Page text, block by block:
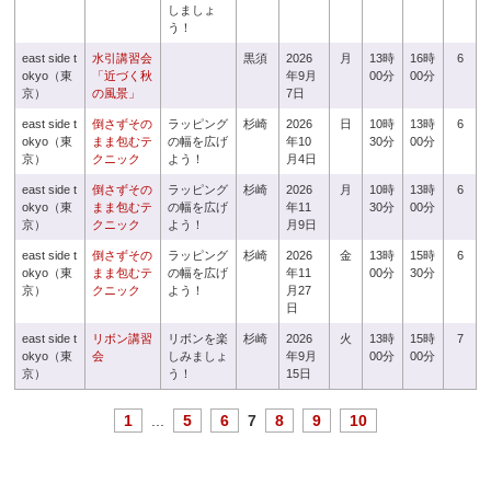
しましょ
う！
east side t
okyo（東
京）
水引講習会
「近づく秋
の風景」
黒須
2026
年9月
7日
月
13時
00分
16時
00分
6
east side t
okyo（東
京）
倒さずその
まま包むテ
クニック
ラッピング
の幅を広げ
よう！
杉崎
2026
年10
月4日
日
10時
30分
13時
00分
6
east side t
okyo（東
京）
倒さずその
まま包むテ
クニック
ラッピング
の幅を広げ
よう！
杉崎
2026
年11
月9日
月
10時
30分
13時
00分
6
east side t
okyo（東
京）
倒さずその
まま包むテ
クニック
ラッピング
の幅を広げ
よう！
杉崎
2026
年11
月27
日
金
13時
00分
15時
30分
6
east side t
okyo（東
京）
リボン講習
会
リボンを楽
しみましょ
う！
杉崎
2026
年9月
15日
火
13時
00分
15時
00分
7
1 5 6 7 8 9 10